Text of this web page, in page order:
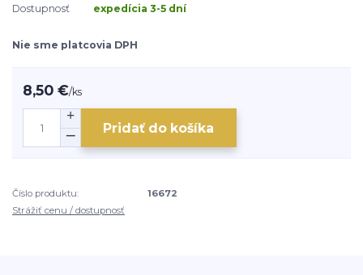
Dostupnosť expedícia 3-5 dní
Nie sme platcovia DPH
8,50 €/ks
Pridať do košíka
Číslo produktu:
16672
Strážiť cenu / dostupnosť